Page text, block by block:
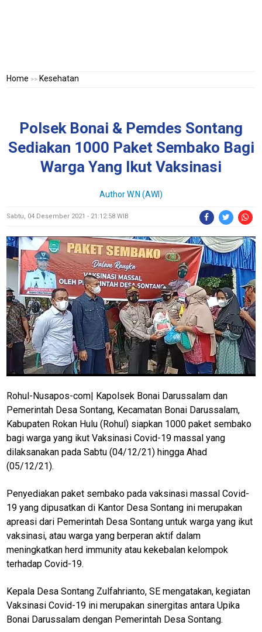
Home >> Kesehatan
Polsek Bonai & Pemdes Sontang
Sediakan 1000 Paket Sembako Bagi
Warga Yang Ikut Vaksinasi
Author W.N (AWI)
Sabtu, 04 Desember 2021 - 21:12:58 WIB
Rohul-Nusapos-com| Kapolsek Bonai Darussalam dan
Pemerintah Desa Sontang, Kecamatan Bonai Darussalam,
Kabupaten Rokan Hulu (Rohul) siapkan 1000 paket sembako
bagi warga yang ikut Vaksinasi Covid-19 massal yang
dilaksanakan pada Sabtu (04/12/21) hingga Ahad
(05/12/21).
Penyediakan paket sembako pada vaksinasi massal Covid-
19 yang dipusatkan di Kantor Desa Sontang ini merupakan
apreasi dari Pemerintah Desa Sontang untuk warga yang ikut
vaksinasi, atau warga yang berperan aktif dalam
meningkatkan herd immunity atau kekebalan kelompok
terhadap Covid-19.
Kepala Desa Sontang Zulfahrianto, SE mengatakan, kegiatan
Vaksinasi Covid-19 ini merupakan sinergitas antara Upika
Bonai Darussalam dengan Pemerintah Desa Sontang.